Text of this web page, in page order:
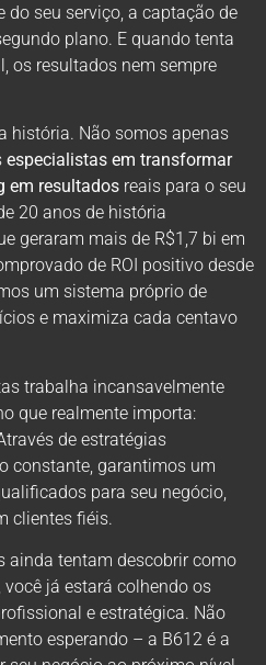
seu serviço, a captação de
plano. E quando tenta
os resultados nem sempre
história. Não somos apenas
especialistas em transformar
em resultados reais para o seu
20 anos de história
geraram mais de R$1,7 bi em
de ROI positivo desde
um sistema próprio de
e maximiza cada centavo
trabalha incansavelmente
que realmente importa:
de estratégias
constante, garantimos um
para seu negócio,
clientes fiéis.
ainda tentam descobrir como
já estará colhendo os
e estratégica. Não
esperando – a B612 é a